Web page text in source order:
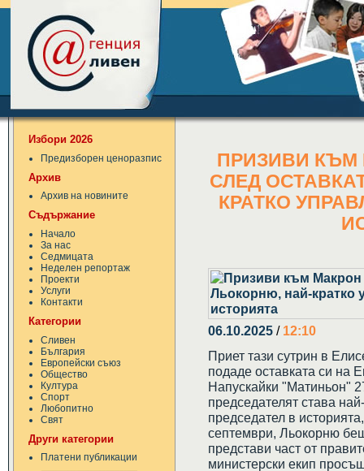
Избори 2026
Предизборен ценоразпис
Архив
Архив на новините
Съдържание
Начало
За нас
Седмицата
Неделен репортаж
Проекти
Услуги
Контакти
Категории
Сливен
България
Европейски съюз
Общество
Култура
Спорт
Любопитно
Свят
Други категории
Платени публикации
ПРИЗИВИ КЪМ
СЛЕД
КРАТКО
06.10.2025 / 12:10
Приет тази сутрин в
подаде оставката си на
Напускайки "Матиньон"
председателят става
председател в
септември, Льокорню
представи част от
министерски екип